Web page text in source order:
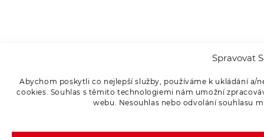
Spravovat
Abychom poskytli co nejlepší služby, používáme k ukládání
cookies. Souhlas s těmito technologiemi nám umožní
webu. Nesouhlas nebo odvolání souhlasu